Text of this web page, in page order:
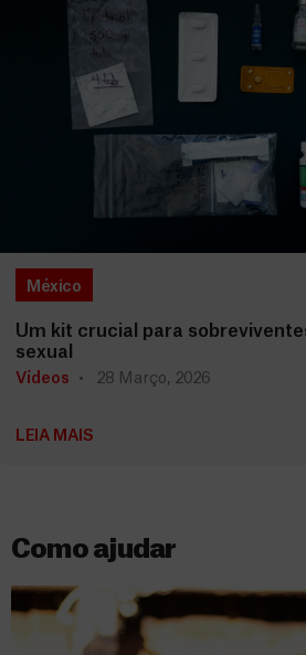
México
Um kit crucial para
sexual
Vídeos 28 Março, 2026
LEIA MAIS
Como ajudar